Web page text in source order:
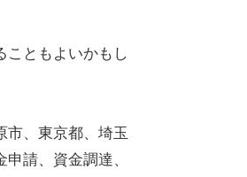
こともよいかもし
市、東京都、埼玉
請、資金調達、